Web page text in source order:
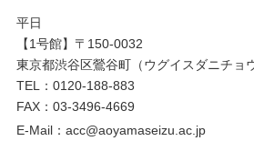
平日
【1号館】〒150-0032
東京都渋谷区鶯谷町（ウグイスダニチ
TEL： 0120-188-883
FAX：03-3496-4669
E-Mail：acc@aoyamaseizu.ac.jp